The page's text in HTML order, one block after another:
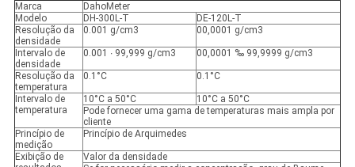
Marca
DahoMeter
Modelo
DH-300L-T
DE-120L-T
Resolução da
densidade
0.001 g/cm3 00,0001 g/cm3
Intervalo de
densidade
0.001 ∙ 99,999 g/cm3 00,0001 ‰ 99,9999 g/cm3
Resolução da
temperatura
0.1°C 0.1°C
Intervalo de
temperatura
10°C a 50°C
10°C a 50°C
Pode fornecer uma gama de temperaturas mais ampla por
cliente
Princípio de
medição
Princípio de Arquimedes
Exibição de
Valor da densidade